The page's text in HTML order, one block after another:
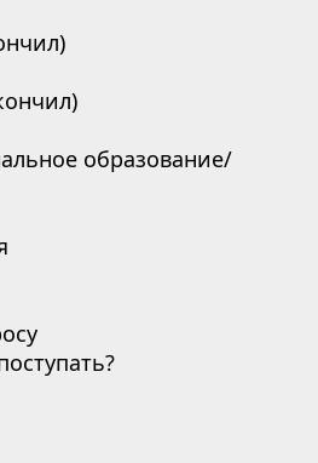
образование/